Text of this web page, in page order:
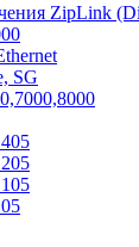
ZipLink
SG